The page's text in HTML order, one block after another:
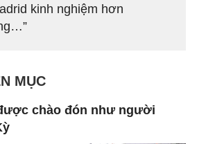
kinh nghiệm hơn
MỤC
chào đón như người